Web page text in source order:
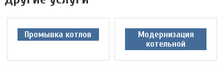
Промывка котлов
Модернизация
котельной